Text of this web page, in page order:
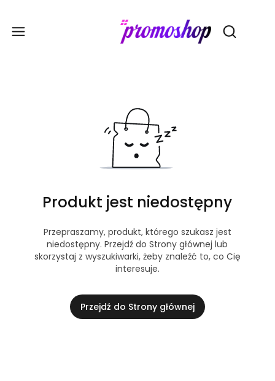
Otwórz
Produkt jest niedostępny
Przepraszamy, produkt, którego szukasz jest
niedostępny. Przejdź do Strony głównej lub
skorzystaj z wyszukiwarki, żeby znaleźć to, co Cię
interesuje.
Przejdź do Strony głównej